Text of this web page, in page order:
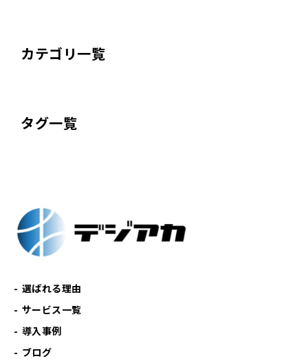
カテゴリ一覧
タグ一覧
選ばれる理由
サービス一覧
導入事例
ブログ